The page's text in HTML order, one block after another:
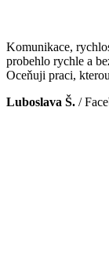
Komunikace,
probehlo rychle a
Oceňuji praci,
Luboslava Š. /